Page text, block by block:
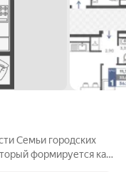
Семьи городских